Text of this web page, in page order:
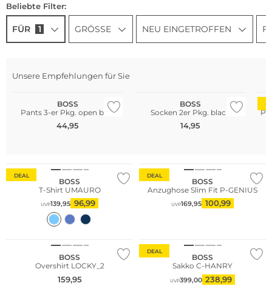
Beliebte Filter:
FÜR 1 GRÖSSE NEU EINGETROFFEN
Unsere Empfehlungen für Sie
BOSS
Pants 3-er Pkg. open blue
44,95
BOSS
Socken 2er Pkg. black
14,95
DEAL
BOSS
T-Shirt UMAURO
UVP139,95 96,99
DEAL
BOSS
Anzughose Slim Fit P-GENIUS
UVP169,95 100,99
BOSS
Overshirt LOCKY_2
159,95
DEAL
BOSS
Sakko C-HANRY
UVP399,00 238,99